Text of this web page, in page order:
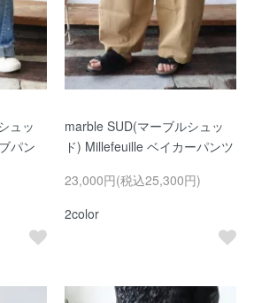
ュッ
パン
marble SUD(マーブルシュッ
ド) Millefeuille ベイカーパンツ
23,000円(税込25,300円)
2color